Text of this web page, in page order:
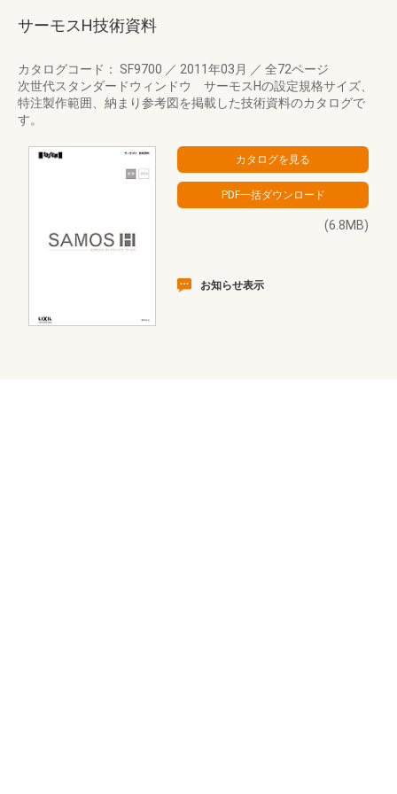
サーモスH技術資料
カタログコード： SF9700 ／ 2011年03月 ／ 全72ページ
次世代スタンダードウィンドウ サーモスHの設定規格サイズ、
特注製作範囲、納まり参考図を掲載した技術資料のカタログで
す。
(6.8MB)
お知らせ表示